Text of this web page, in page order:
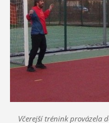
Včerejší trénink provázela